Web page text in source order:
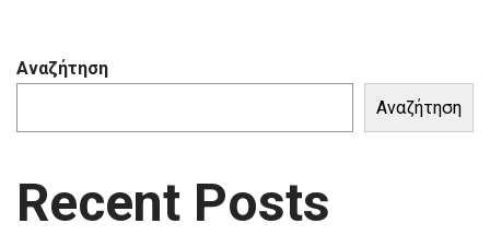
Αναζήτηση
Αναζήτηση
Recent Posts